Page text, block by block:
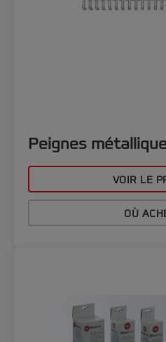
Peignes
VOIR LE
OÙ